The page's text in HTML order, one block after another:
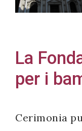
La
per i
Cerimonia
Acconsento
all'uso dei
miei dati
con il